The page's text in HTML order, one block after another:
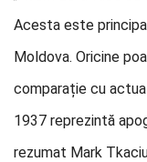
Acesta este
Moldova. Oricine
comparație cu
1937 reprezintă
rezumat Mark